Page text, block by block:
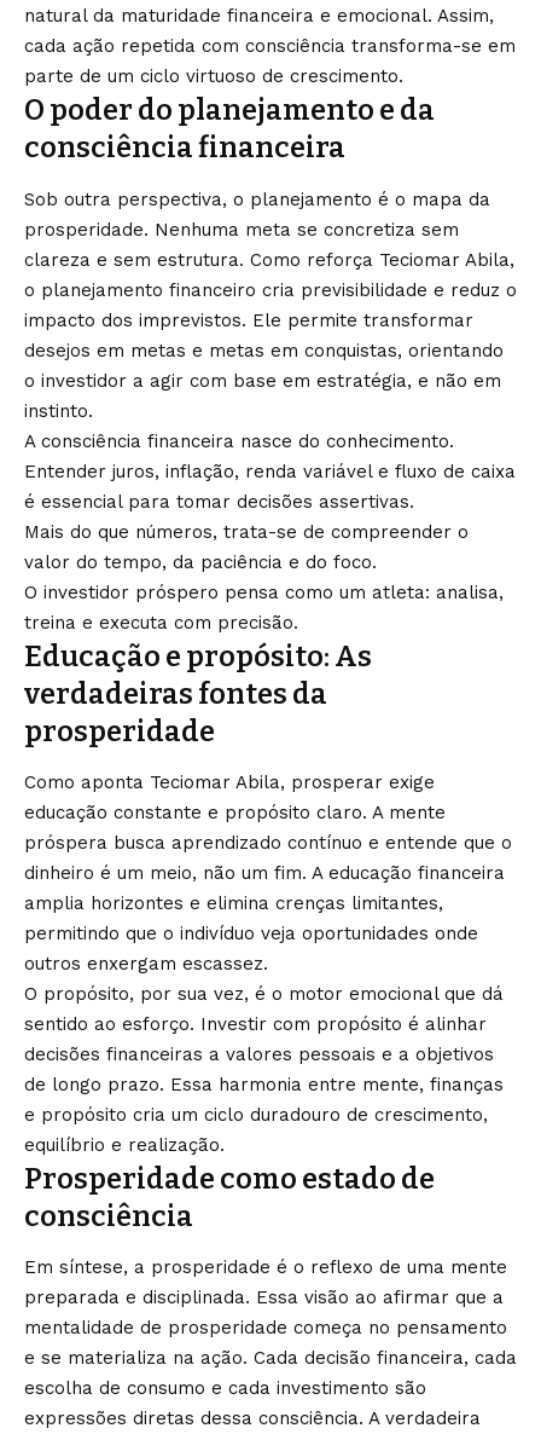
natural da maturidade financeira e emocional. Assim,
cada ação repetida com consciência transforma-se em
parte de um ciclo virtuoso de crescimento.
O poder do planejamento e da
consciência financeira
Sob outra perspectiva, o planejamento é o mapa da
prosperidade. Nenhuma meta se concretiza sem
clareza e sem estrutura. Como reforça Teciomar Abila,
o planejamento financeiro cria previsibilidade e reduz o
impacto dos imprevistos. Ele permite transformar
desejos em metas e metas em conquistas, orientando
o investidor a agir com base em estratégia, e não em
instinto.
A consciência financeira nasce do conhecimento.
Entender juros, inflação, renda variável e fluxo de caixa
é essencial para tomar decisões assertivas.
Mais do que números, trata-se de compreender o
valor do tempo, da paciência e do foco.
O investidor próspero pensa como um atleta: analisa,
treina e executa com precisão.
Educação e propósito: As
verdadeiras fontes da
prosperidade
Como aponta Teciomar Abila, prosperar exige
educação constante e propósito claro. A mente
próspera busca aprendizado contínuo e entende que o
dinheiro é um meio, não um fim. A educação financeira
amplia horizontes e elimina crenças limitantes,
permitindo que o indivíduo veja oportunidades onde
outros enxergam escassez.
O propósito, por sua vez, é o motor emocional que dá
sentido ao esforço. Investir com propósito é alinhar
decisões financeiras a valores pessoais e a objetivos
de longo prazo. Essa harmonia entre mente, finanças
e propósito cria um ciclo duradouro de crescimento,
equilíbrio e realização.
Prosperidade como estado de
consciência
Em síntese, a prosperidade é o reflexo de uma mente
preparada e disciplinada. Essa visão ao afirmar que a
mentalidade de prosperidade começa no pensamento
e se materializa na ação. Cada decisão financeira, cada
escolha de consumo e cada investimento são
expressões diretas dessa consciência. A verdadeira